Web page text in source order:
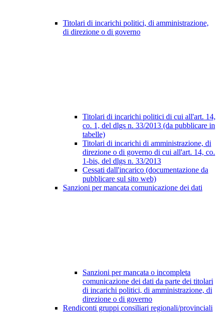
Titolari di incarichi politici, di amministrazione,
di direzione o di governo
Titolari di incarichi politici di cui all'art. 14,
co. 1, del dlgs n. 33/2013 (da pubblicare in
tabelle)
Titolari di incarichi di amministrazione, di
direzione o di governo di cui all'art. 14, co.
1-bis, del dlgs n. 33/2013
Cessati dall'incarico (documentazione da
pubblicare sul sito web)
Sanzioni per mancata comunicazione dei dati
Sanzioni per mancata o incompleta
comunicazione dei dati da parte dei titolari
di incarichi politici, di amministrazione, di
direzione o di governo
Rendiconti gruppi consiliari regionali/provinciali